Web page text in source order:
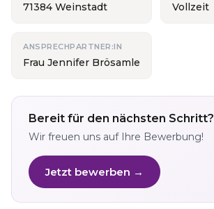
71384 Weinstadt Vollzeit
ANSPRECHPARTNER:IN
Frau Jennifer Brösamle
Bereit für den nächsten Schritt?
Wir freuen uns auf Ihre Bewerbung!
Jetzt bewerben →